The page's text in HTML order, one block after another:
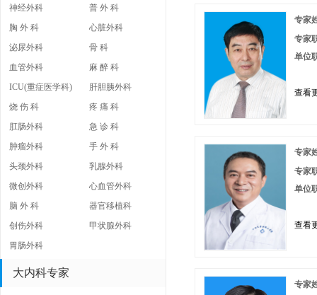
神经外科
普 外 科
胸 外 科
心脏外科
泌尿外科
骨 科
血管外科
麻 醉 科
ICU(重症医学科)
肝胆胰外科
烧 伤 科
疼 痛 科
肛肠外科
急 诊 科
肿瘤外科
手 外 科
头颈外科
乳腺外科
微创外科
心血管外科
脑 外 科
器官移植科
创伤外科
甲状腺外科
胃肠外科
大内科专家
专家
专家
单位
查看
专家
专家
单位
查看
专家